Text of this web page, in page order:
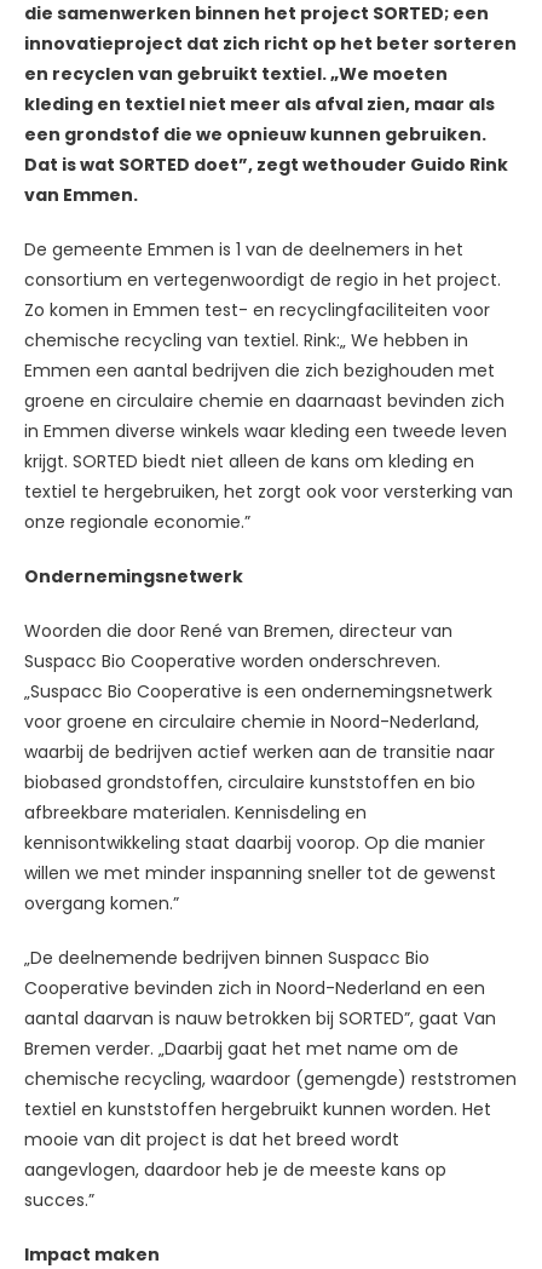
die samenwerken binnen het project SORTED; een
innovatieproject dat zich richt op het beter sorteren
en recyclen van gebruikt textiel. „We moeten
kleding en textiel niet meer als afval zien, maar als
een grondstof die we opnieuw kunnen gebruiken.
Dat is wat SORTED doet”, zegt wethouder Guido Rink
van Emmen.
De gemeente Emmen is 1 van de deelnemers in het
consortium en vertegenwoordigt de regio in het project.
Zo komen in Emmen test- en recyclingfaciliteiten voor
chemische recycling van textiel. Rink:„ We hebben in
Emmen een aantal bedrijven die zich bezighouden met
groene en circulaire chemie en daarnaast bevinden zich
in Emmen diverse winkels waar kleding een tweede leven
krijgt. SORTED biedt niet alleen de kans om kleding en
textiel te hergebruiken, het zorgt ook voor versterking van
onze regionale economie.”
Ondernemingsnetwerk
Woorden die door René van Bremen, directeur van
Suspacc Bio Cooperative worden onderschreven.
„Suspacc Bio Cooperative is een ondernemingsnetwerk
voor groene en circulaire chemie in Noord-Nederland,
waarbij de bedrijven actief werken aan de transitie naar
biobased grondstoffen, circulaire kunststoffen en bio
afbreekbare materialen. Kennisdeling en
kennisontwikkeling staat daarbij voorop. Op die manier
willen we met minder inspanning sneller tot de gewenst
overgang komen.”
„De deelnemende bedrijven binnen Suspacc Bio
Cooperative bevinden zich in Noord-Nederland en een
aantal daarvan is nauw betrokken bij SORTED”, gaat Van
Bremen verder. „Daarbij gaat het met name om de
chemische recycling, waardoor (gemengde) reststromen
textiel en kunststoffen hergebruikt kunnen worden. Het
mooie van dit project is dat het breed wordt
aangevlogen, daardoor heb je de meeste kans op
succes.”
Impact maken